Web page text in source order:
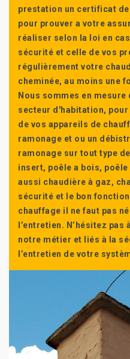
prestation un certificat
pour prouver a votre
réaliser selon la loi en
sécurité et celle de vos
régulièrement votre
cheminée, au moins une
Nous sommes en
secteur d'habitation,
de vos appareils de
ramonage et ou un
ramonage sur tout type
insert, poêle a bois,
aussi chaudière à gaz,
sécurité et le bon
chauffage il ne faut pas
l’entretien. N’hésitez
notre métier et liés à la
l’entretien de votre